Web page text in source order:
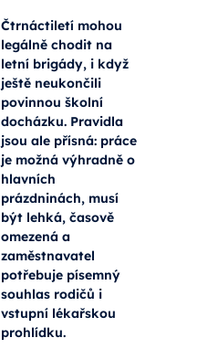
Čtrnáctiletí mohou
legálně chodit na
letní brigády, i když
ještě neukončili
povinnou školní
docházku. Pravidla
jsou ale přísná: práce
je možná výhradně o
hlavních
prázdninách, musí
být lehká, časově
omezená a
zaměstnavatel
potřebuje písemný
souhlas rodičů i
vstupní lékařskou
prohlídku.